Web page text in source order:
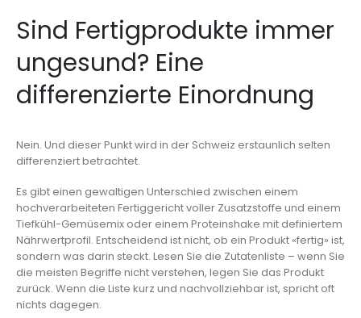
Sind Fertigprodukte immer
ungesund? Eine
differenzierte Einordnung
Nein. Und dieser Punkt wird in der Schweiz erstaunlich selten
differenziert betrachtet.
Es gibt einen gewaltigen Unterschied zwischen einem
hochverarbeiteten Fertiggericht voller Zusatzstoffe und einem
Tiefkühl-Gemüsemix oder einem Proteinshake mit definiertem
Nährwertprofil. Entscheidend ist nicht, ob ein Produkt «fertig» ist,
sondern was darin steckt. Lesen Sie die Zutatenliste – wenn Sie
die meisten Begriffe nicht verstehen, legen Sie das Produkt
zurück. Wenn die Liste kurz und nachvollziehbar ist, spricht oft
nichts dagegen.